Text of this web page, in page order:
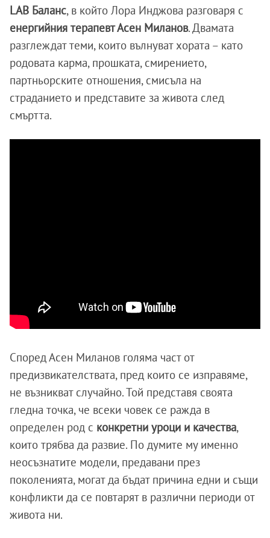
LAB Баланс, в който Лора Инджова разговаря с
енергийния терапевт Асен Миланов. Двамата
разглеждат теми, които вълнуват хората – като
родовата карма, прошката, смирението,
партньорските отношения, смисъла на
страданието и представите за живота след
смъртта.
Според Асен Миланов голяма част от
предизвикателствата, пред които се изправяме,
не възникват случайно. Той представя своята
гледна точка, че всеки човек се ражда в
определен род с конкретни уроци и качества,
които трябва да развие. По думите му именно
неосъзнатите модели, предавани през
поколенията, могат да бъдат причина едни и същи
конфликти да се повтарят в различни периоди от
живота ни.